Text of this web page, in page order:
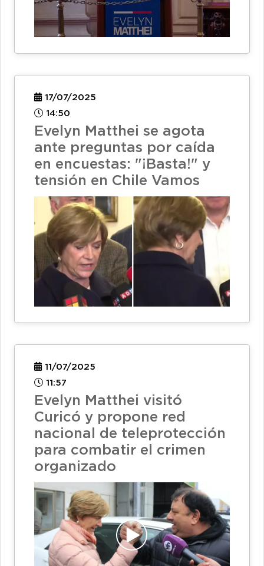
17/07/2025
14:50
Evelyn Matthei se agota
ante preguntas por caída
en encuestas: "¡Basta!" y
tensión en Chile Vamos
11/07/2025
11:57
Evelyn Matthei visitó
Curicó y propone red
nacional de teleprotección
para combatir el crimen
organizado